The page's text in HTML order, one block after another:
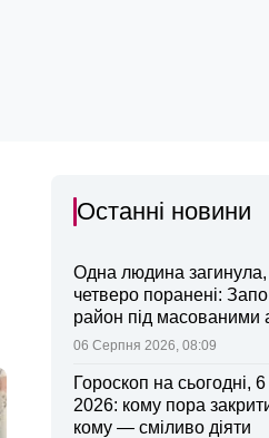
Останні новини
Одна людина
четверо поранені:
район під масованими
06 Серпня 2026, 08:09
Гороскоп на сьогодні,
2026: кому пора
кому — сміливо діяти